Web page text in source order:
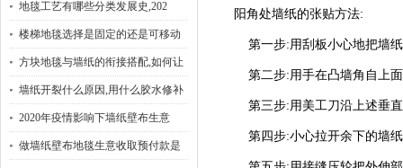
地毯工艺有哪些分类发展史,202
楼梯地毯选择是固定的还是可移动
好
方块地毯与墙纸的衔接搭配,如何让
墙纸开裂什么原因,用什么胶水修补
2020年疫情影响下墙纸壁布生意
做墙纸壁布地毯生意收取预付款是
阳角处墙纸的张贴方法:
第一步:用刮板小心地把墙
第二步:用手在凸墙角自上面
第三步:用美工刀沿上述垂
第四步:小心拉开余下的墙